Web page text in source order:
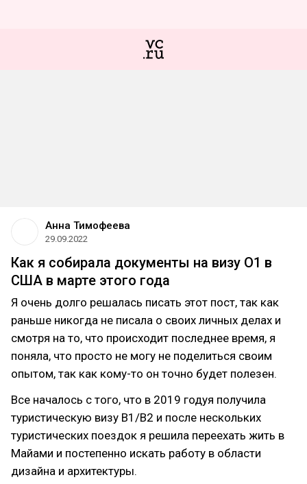
Анна Тимофеева
29.09.2022
Как я собирала документы на визу О1 в
США в марте этого года
Я очень долго решалась писать этот пост, так как
раньше никогда не писала о своих личных делах и
смотря на то, что происходит последнее время, я
поняла, что просто не могу не поделиться своим
опытом, так как кому-то он точно будет полезен.
Все началось с того, что в 2019 годуя получила
туристическую визу B1/B2 и после нескольких
туристических поездок я решила переехать жить в
Майами и постепенно искать работу в области
дизайна и архитектуры.